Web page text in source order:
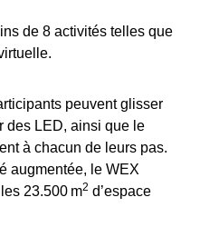
de 8 activités telles que
peuvent glisser
des LED, ainsi que le
à chacun de leurs pas.
augmentée, le WEX
23.500 m2 d’espace